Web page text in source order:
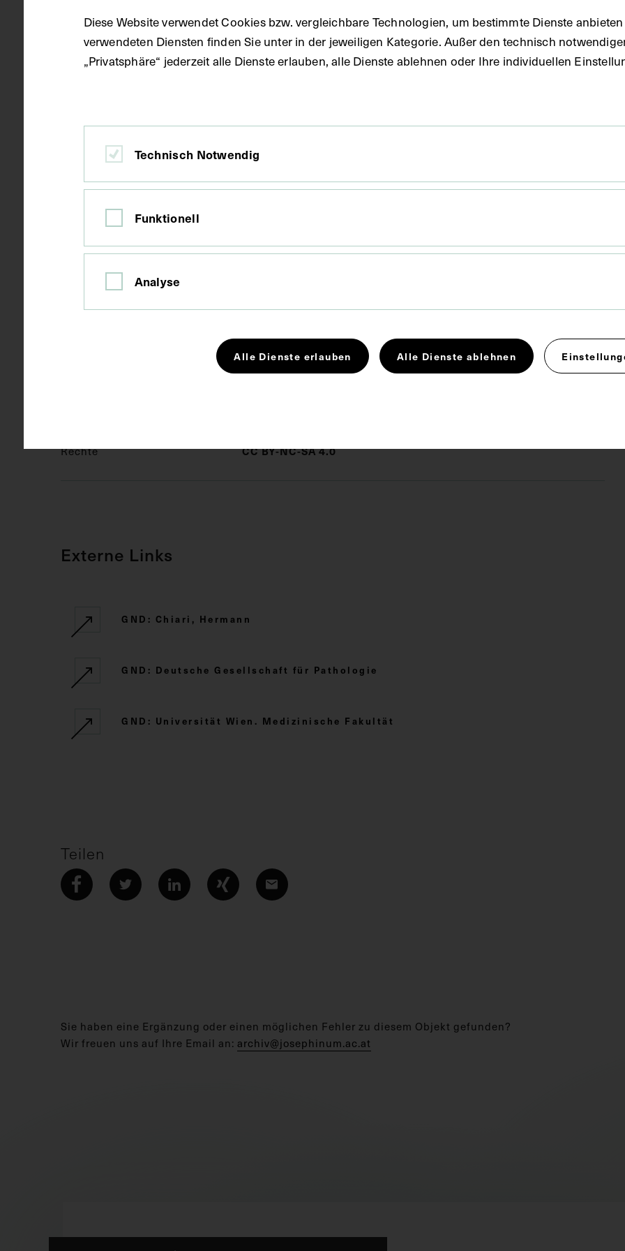
Datierung 23.04.1958 - 26.04.1958
Wien
Material Papier
Technik Druck
Rechte CC BY-NC-SA 4.0
Externe Links
GND: Chiari, Hermann
GND: Deutsche Gesellschaft für Pathologie
GND: Universität Wien. Medizinische Fakultät
Teilen
Sie haben eine Ergänzung oder einen möglichen Fehler zu diesem Objekt gefunden?
Wir freuen uns auf Ihre Email an: archiv@josephinum.ac.at
Diese Website verwendet Cookies bzw. vergleichbare Technologien, um bestimmte Dienste
verwendeten Diensten finden Sie unter in der jeweiligen Kategorie. Außer den technisch
„Privatsphäre“ jederzeit alle Dienste erlauben, alle Dienste ablehnen oder Ihre individuellen
Technisch Notwendig
Funktionell
Analyse
Alle Dienste erlauben Alle Dienste ablehnen